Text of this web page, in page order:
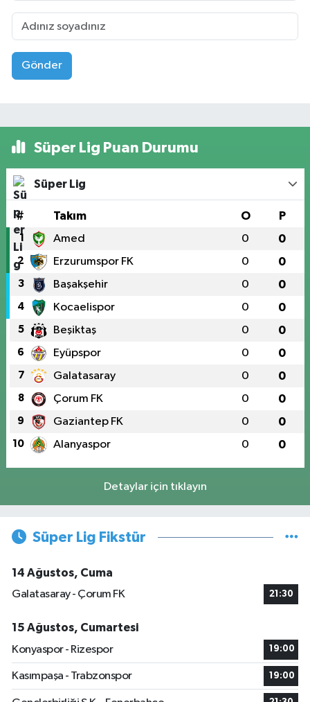
Gönder
Süper Lig Puan Durumu
Süper Lig
# Takım O P
1 Amed 0 0
2 Erzurumspor FK 0 0
3 Başakşehir 0 0
4 Kocaelispor 0 0
5 Beşiktaş 0 0
6 Eyüpspor 0 0
7 Galatasaray 0 0
8 Çorum FK 0 0
9 Gaziantep FK 0 0
10 Alanyaspor 0 0
Detaylar için tıklayın
Süper Lig Fikstür
14 Ağustos, Cuma
Galatasaray - Çorum FK
21:30
15 Ağustos, Cumartesi
Konyaspor - Rizespor
19:00
Kasımpaşa - Trabzonspor 19:00